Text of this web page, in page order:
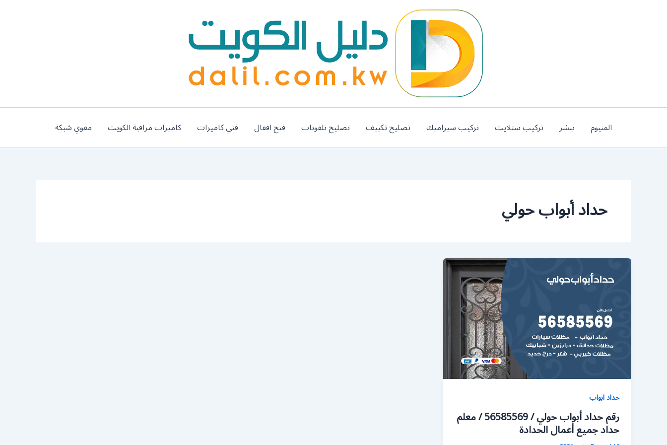
المنيوم بنشر تركيب ستلايت تركيب سيراميك تصليح تكييف تصليح تلفونات فتح اقفال فني كاميرات كاميرات مراقبة الكويت مقوي شبكة
حداد أبواب حولي
حداد ابواب
رقم حداد أبواب حولي / 56585569 / معلم
حداد جميع أعمال الحدادة